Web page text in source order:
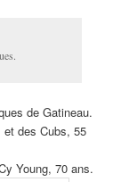
de Gatineau.
et des Cubs, 55
Young, 70 ans.